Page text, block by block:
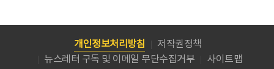
개인정보처리방침
저작권정책
뉴스레터 구독 및 이메일 무단수집거부
사이트맵